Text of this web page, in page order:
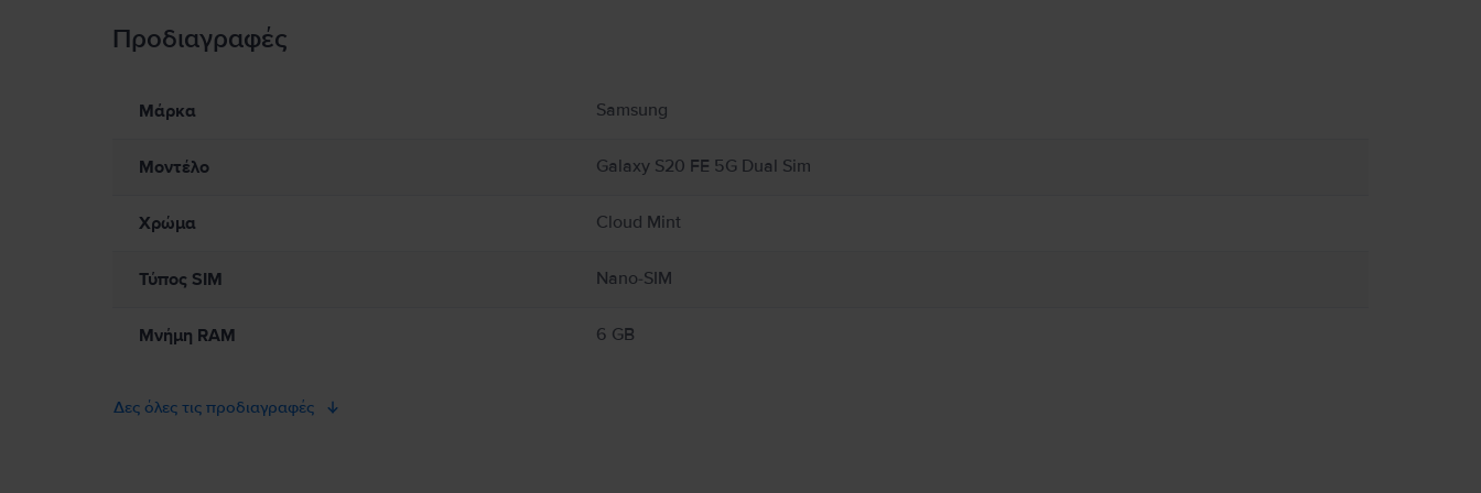
Πληροφορίες Ασφάλειας Προϊόντος
Παρακαλώ διαβάστε το εγχειρίδιο.
Προδιαγραφές
Μάρκα Samsung
Μοντέλο Galaxy S20 FE 5G Dual Sim
Χρώμα Cloud Mint
Τύπος SIM Nano-SIM
Μνήμη RAM 6 GB
Δες όλες τις προδιαγραφές